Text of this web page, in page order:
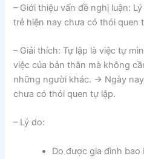
– Giới thiệu vấn đề nghị luận:
trẻ hiện nay chưa có thói quen
– Giải thích: Tự lập là việc tự
việc của bản thân mà không
những người khác. -> Ngày
chưa có thói quen tự lập.
– Lý do:
Do được gia đình